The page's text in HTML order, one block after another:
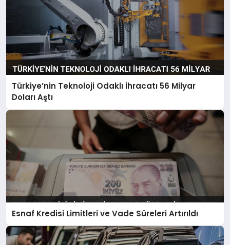
Türkiye’nin Teknoloji Odaklı İhracatı 56 Milyar
Doları Aştı
Esnaf Kredisi Limitleri ve Vade Süreleri Artırıldı